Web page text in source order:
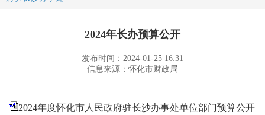
2024年长办预算公开
发布时间：2024-01-25 16:31
信息来源：怀化市财政局
2024年度怀化市人民政府驻长沙办事处单位部门预算公开